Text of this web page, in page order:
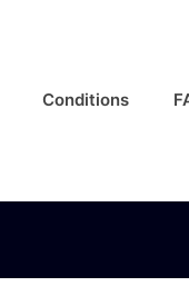
Conditions